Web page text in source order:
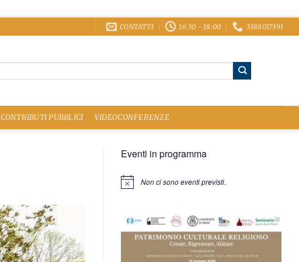
CONTATTI 16:30 - 18:00 3388017391
CONTRIBUTI PUBBLICI VIDEOCONFERENZE
Eventi in programma
Notice Non ci sono eventi previsti.